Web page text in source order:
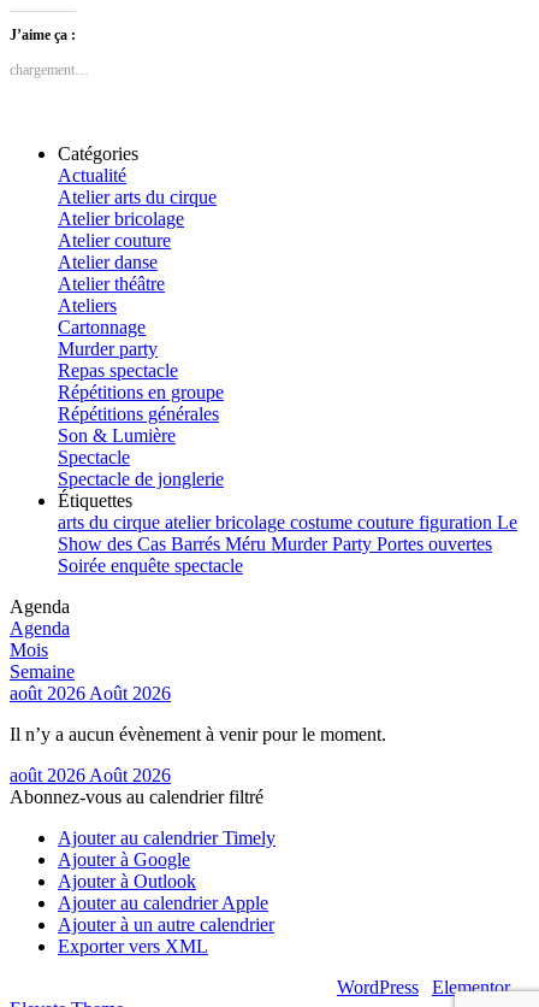
J’aime ça :
chargement…
Catégories
Actualité
Atelier arts du cirque
Atelier bricolage
Atelier couture
Atelier danse
Atelier théâtre
Ateliers
Cartonnage
Murder party
Repas spectacle
Répétitions en groupe
Répétitions générales
Son & Lumière
Spectacle
Spectacle de jonglerie
Étiquettes
arts du cirque atelierbricolage costume couture figuration Le
Show des Cas Barrés Méru Murder Party Portes ouvertes
Soirée enquête spectacle
Agenda
Agenda
Mois
Semaine
août 2026 Août 2026
Il n’y a aucun évènement à venir pour le moment.
août 2026 Août 2026
Abonnez-vous au calendrier filtré
Ajouter au calendrier Timely
Ajouter à Google
Ajouter à Outlook
Ajouter au calendrier Apple
Ajouter à un autre calendrier
Exporter vers XML
WordPress Elementor|